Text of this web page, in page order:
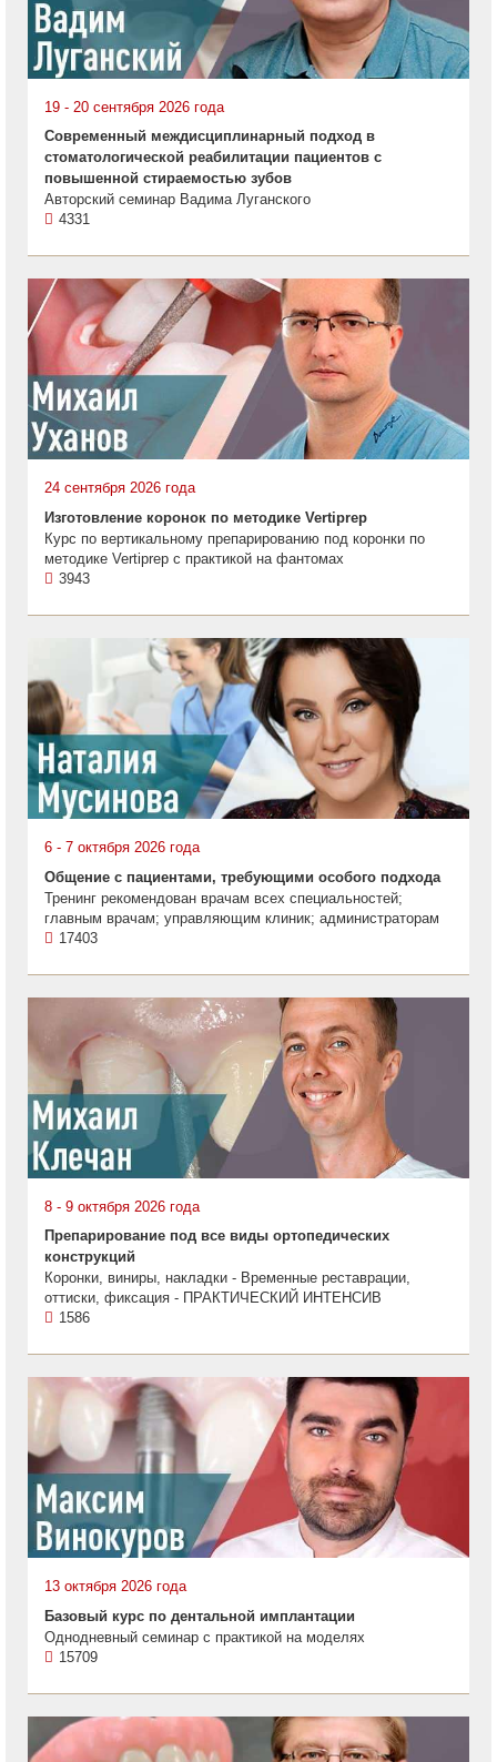
19 - 20 сентября 2026 года
Современный междисциплинарный подход в
стоматологической реабилитации пациентов с
повышенной стираемостью зубов
Авторский семинар Вадима Луганского
4331
24 сентября 2026 года
Изготовление коронок по методике Vertiprep
Курс по вертикальному препарированию под коронки по
методике Vertiprep с практикой на фантомах
3943
6 - 7 октября 2026 года
Общение с пациентами, требующими особого подхода
Тренинг рекомендован врачам всех специальностей;
главным врачам; управляющим клиник; администраторам
17403
8 - 9 октября 2026 года
Препарирование под все виды ортопедических
конструкций
Коронки, виниры, накладки - Временные реставрации,
оттиски, фиксация - ПРАКТИЧЕСКИЙ ИНТЕНСИВ
1586
13 октября 2026 года
Базовый курс по дентальной имплантации
Однодневный семинар с практикой на моделях
15709